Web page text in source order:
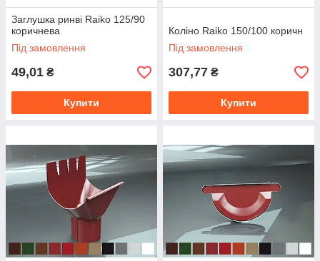
Заглушка ринві Raiko 125/90
коричнева
Під замовлення
49,01 ₴
Купити
Коліно Raiko 150/100 коричн
Під замовлення
307,77 ₴
Купити